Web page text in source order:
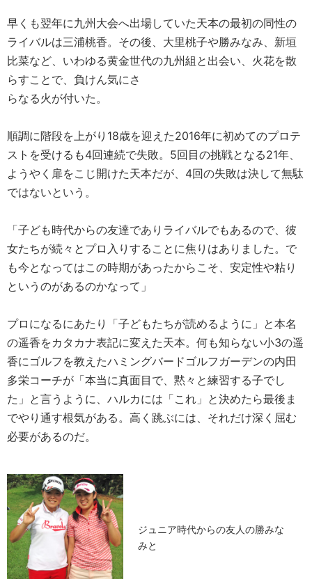
早くも翌年に九州大会へ出場していた天本の最初の同性の
ライバルは三浦桃香。その後、大里桃子や勝みなみ、新垣
比菜など、いわゆる黄金世代の九州組と出会い、火花を散
らすことで、負けん気にさ
らなる火が付いた。
順調に階段を上がり18歳を迎えた2016年に初めてのプロテ
ストを受けるも4回連続で失敗。5回目の挑戦となる21年、
ようやく扉をこじ開けた天本だが、4回の失敗は決して無駄
ではないという。
「子ども時代からの友達でありライバルでもあるので、彼
女たちが続々とプロ入りすることに焦りはありました。で
も今となってはこの時期があったからこそ、安定性や粘り
というのがあるのかなって」
プロになるにあたり「子どもたちが読めるように」と本名
の遥香をカタカナ表記に変えた天本。何も知らない小3の遥
香にゴルフを教えたハミングバードゴルフガーデンの内田
多栄コーチが「本当に真面目で、黙々と練習する子でし
た」と言うように、ハルカには「これ」と決めたら最後ま
でやり通す根気がある。高く跳ぶには、それだけ深く屈む
必要があるのだ。
ジュニア時代からの友人の勝みな
みと